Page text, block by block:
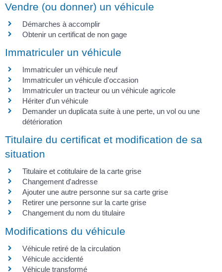
Vendre (ou donner) un véhicule
Démarches à accomplir
Obtenir un certificat de non gage
Immatriculer un véhicule
Immatriculer un véhicule neuf
Immatriculer un véhicule d'occasion
Immatriculer un tracteur ou un véhicule agricole
Hériter d'un véhicule
Demander un duplicata suite à une perte, un vol ou une
détérioration
Titulaire du certificat et modification de sa
situation
Titulaire et cotitulaire de la carte grise
Changement d'adresse
Ajouter une autre personne sur sa carte grise
Retirer une personne sur la carte grise
Changement du nom du titulaire
Modifications du véhicule
Véhicule retiré de la circulation
Véhicule accidenté
Véhicule transformé